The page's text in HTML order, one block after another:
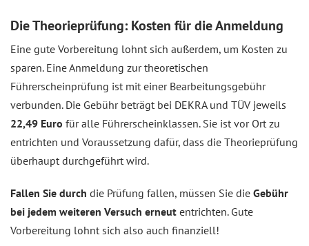
Die Theorieprüfung: Kosten für die Anmeldung
Eine gute Vorbereitung lohnt sich außerdem, um Kosten zu
sparen. Eine Anmeldung zur theoretischen
Führerscheinprüfung ist mit einer Bearbeitungsgebühr
verbunden. Die Gebühr beträgt bei DEKRA und TÜV jeweils
22,49 Euro für alle Führerscheinklassen. Sie ist vor Ort zu
entrichten und Voraussetzung dafür, dass die Theorieprüfung
überhaupt durchgeführt wird.
Fallen Sie durch die Prüfung fallen, müssen Sie die Gebühr
bei jedem weiteren Versuch erneut entrichten. Gute
Vorbereitung lohnt sich also auch finanziell!